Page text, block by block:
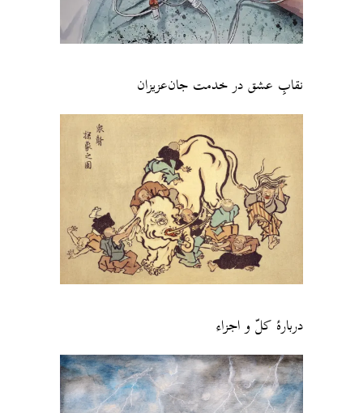
نقابِ عشق در خدمت جان‌عزیزان
دربارهٔ کلّ و اجزاء